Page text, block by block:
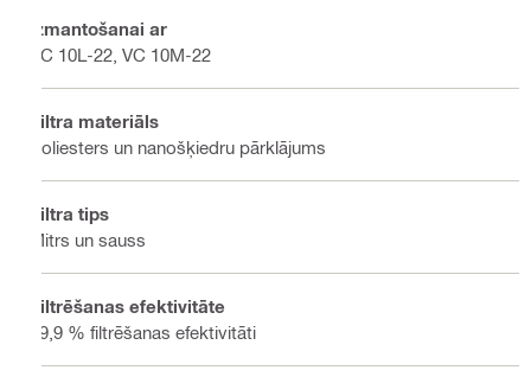
Izmantošanai ar
VC 10L-22, VC 10M-22
Filtra materiāls
Poliesters un nanošķiedru pārklājums
Filtra tips
Mitrs un sauss
Filtrēšanas efektivitāte
99,9 % filtrēšanas efektivitāti